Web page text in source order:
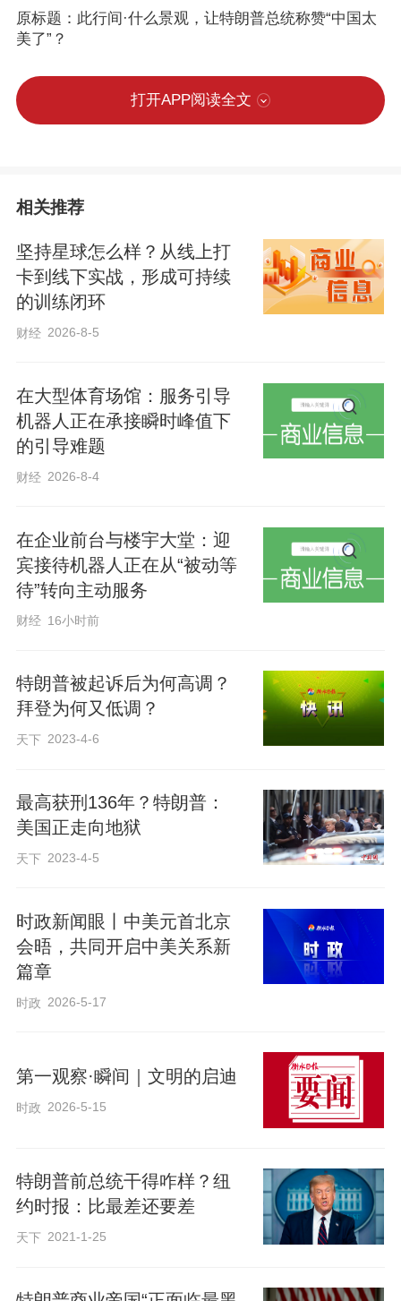
原标题：此行间·什么景观，让特朗普总统称赞“中国太
美了”？
打开APP阅读全文
相关推荐
坚持星球怎么样？从线上打
卡到线下实战，形成可持续
的训练闭环
财经 2026-8-5
在大型体育场馆：服务引导
机器人正在承接瞬时峰值下
的引导难题
财经 2026-8-4
在企业前台与楼宇大堂：迎
宾接待机器人正在从“被动等
待”转向主动服务
财经 16小时前
特朗普被起诉后为何高调？
拜登为何又低调？
天下 2023-4-6
最高获刑136年？特朗普：
美国正走向地狱
天下 2023-4-5
时政新闻眼丨中美元首北京
会晤，共同开启中美关系新
篇章
时政 2026-5-17
第一观察·瞬间｜文明的启迪
时政 2026-5-15
特朗普前总统干得咋样？纽
约时报：比最差还要差
天下 2021-1-25